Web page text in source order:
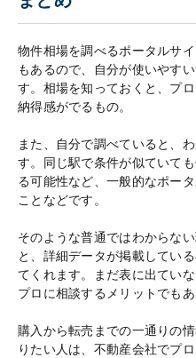
物件相場を調べるポータルサ
もあるので、自分が使いやす
す。相場を知っておくと、プ
納得感がでるもの。
また、自分で調べていると、
す。同じ駅で条件が似ていて
る可能性など、一般的なポー
ことなどです。
そのような普通ではわからな
と、詳細データが掲載してい
てくれます。まだ表に出てい
プロに相談するメリットでもあ
購入から転売までの一通りの
りたい人は、不動産会社でプ